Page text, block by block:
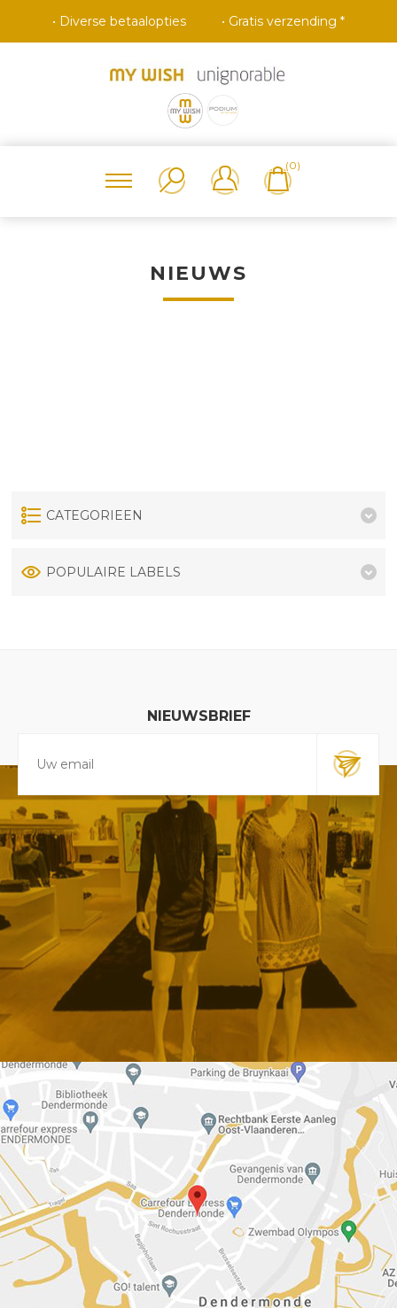
• Diverse betaalopties • Gratis verzending *
(0)
NIEUWS
CATEGORIEEN
POPULAIRE LABELS
NIEUWSBRIEF